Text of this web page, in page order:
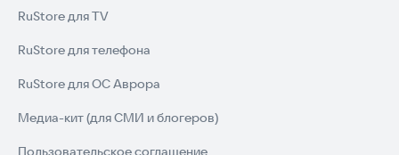
RuStore для TV
RuStore для телефона
RuStore для ОС Аврора
Медиа-кит (для СМИ и блогеров)
Пользовательское соглашение